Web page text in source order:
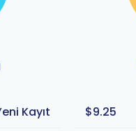
Kayıt
$9.25